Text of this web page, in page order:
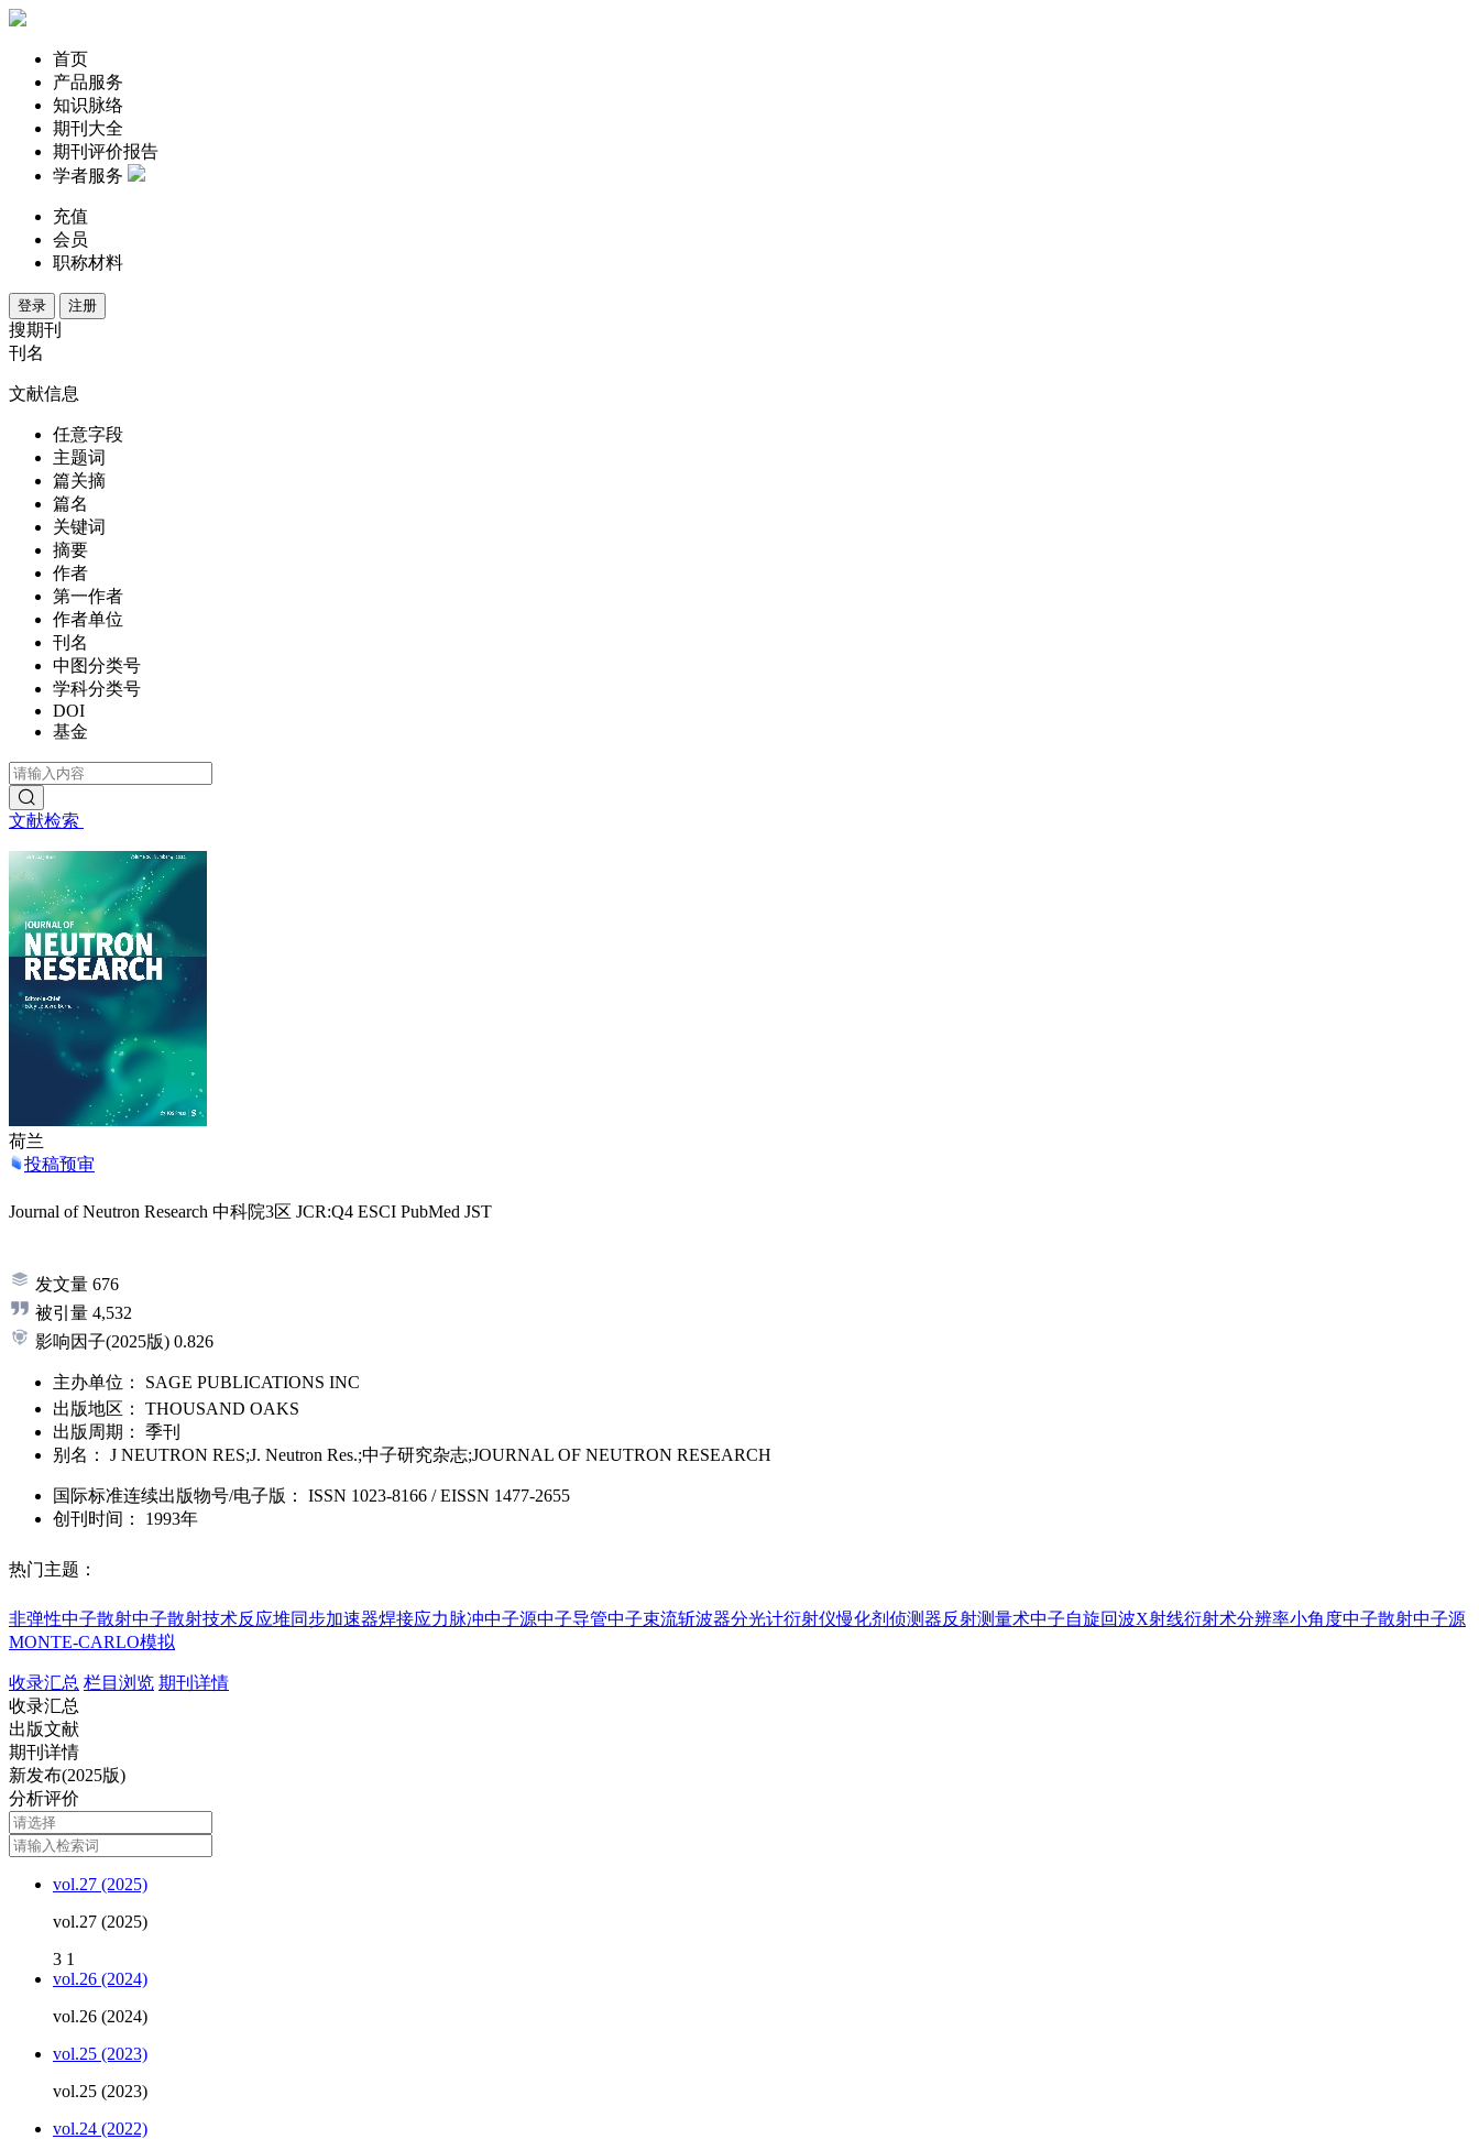
首页
产品服务
知识脉络
期刊大全
期刊评价报告
学者服务
充值
会员
职称材料
登录 注册
搜期刊
刊名
文献信息
任意字段
主题词
篇关摘
篇名
关键词
摘要
作者
第一作者
作者单位
刊名
中图分类号
学科分类号
DOI
基金
文献检索
荷兰
投稿预审
Journal of Neutron Research 中科院3区 JCR:Q4 ESCI PubMed JST
发文量 676
被引量 4,532
影响因子(2025版) 0.826
主办单位：
SAGE PUBLICATIONS INC
出版地区：
THOUSAND OAKS
出版周期：
季刊
别名：
J NEUTRON RES;J. Neutron Res.;中子研究杂志;JOURNAL OF NEUTRON RESEARCH
国际标准连续出版物号/电子版 ： ISSN 1023-8166 / EISSN 1477-2655
创刊时间：
1993年
热门主题：
非弹性中子散射中子散射技术反应堆同步加速器焊接应力脉冲中子源中子导管中子束流斩波器分光计衍射仪慢化剂 侦测器反射测量术中子自旋回波X射线衍射术分辨率小角度中子散射中子源
MONTE-CARLO模拟
收录汇总 栏目浏览 期刊详情
收录汇总
出版文献
期刊详情
新发布(2025版)
分析评价
vol.27 (2025)
vol.27 (2025)
3 1
vol.26 (2024)
vol.26 (2024)
vol.25 (2023)
vol.25 (2023)
vol.24 (2022)